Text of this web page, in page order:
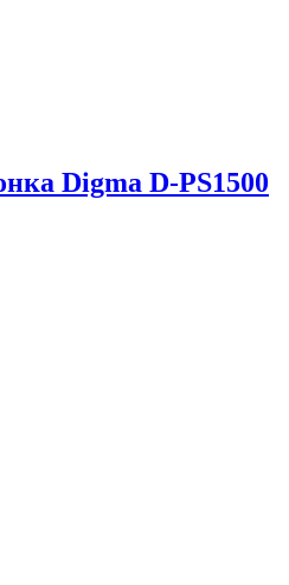
Digma D-PS1500